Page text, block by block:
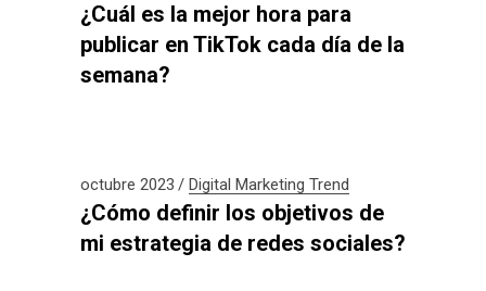
¿Cuál es la mejor hora para
publicar en TikTok cada día de la
semana?
octubre 2023 Digital Marketing Trend
¿Cómo definir los objetivos de
mi estrategia de redes sociales?